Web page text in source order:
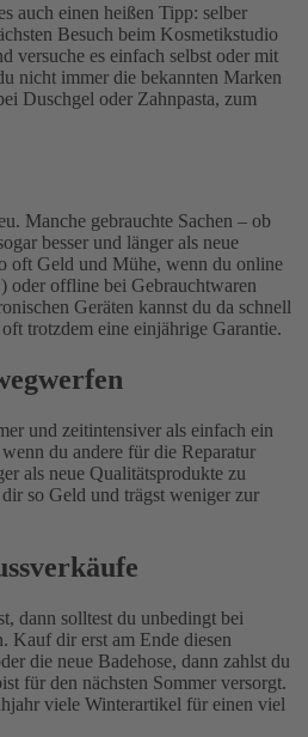
auch einen heißen Tipp: selber
Besuch beim Kosmetikstudio
versuche es einfach selbst oder mit
nicht immer die bekannten Marken
Duschgel oder Zahnpasta, zum
Manche gebrauchte Sachen – ob
besser und länger als neue
oft Geld und Mühe, wenn du online
oder offline bei Gebrauchtwaren
Geräten kannst du da schnell
trotzdem eine einjährige Garantie.
und zeitintensiver als einfach ein
du andere für die Reparatur
als neue Qualitätsprodukte zu
so Geld und trägst weniger zur
dann solltest du unbedingt bei
Kauf dir erst am Ende diesen
die neue Badehose, dann zahlst du
für den nächsten Sommer versorgt.
viele Winterartikel für einen viel